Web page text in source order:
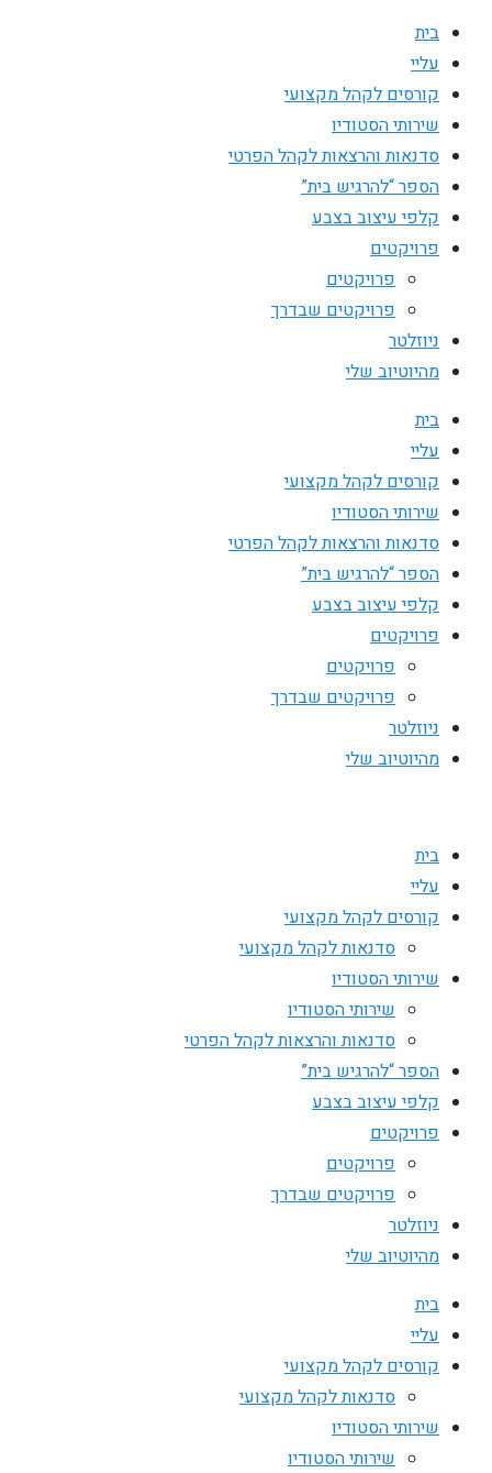
בית
עליי
קורסים לקהל מקצועי
שירותי הסטודיו
סדנאות והרצאות לקהל הפרטי
הספר “להרגיש בית”
קלפי עיצוב בצבע
פרויקטים
פרויקטים
פרויקטים שבדרך
ניוזלטר
מהיוטיוב שלי
בית
עליי
קורסים לקהל מקצועי
שירותי הסטודיו
סדנאות והרצאות לקהל הפרטי
הספר “להרגיש בית”
קלפי עיצוב בצבע
פרויקטים
פרויקטים
פרויקטים שבדרך
ניוזלטר
מהיוטיוב שלי
בית
עליי
קורסים לקהל מקצועי
סדנאות לקהל מקצועי
שירותי הסטודיו
שירותי הסטודיו
סדנאות והרצאות לקהל הפרטי
הספר “להרגיש בית”
קלפי עיצוב בצבע
פרויקטים
פרויקטים
פרויקטים שבדרך
ניוזלטר
מהיוטיוב שלי
בית
עליי
קורסים לקהל מקצועי
סדנאות לקהל מקצועי
שירותי הסטודיו
שירותי הסטודיו